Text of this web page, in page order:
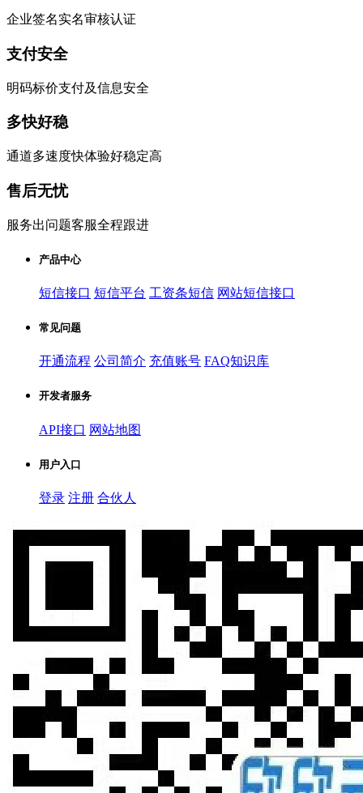
企业签名实名审核认证
支付安全
明码标价支付及信息安全
多快好稳
通道多速度快体验好稳定高
售后无忧
服务出问题客服全程跟进
产品中心
短信接口 短信平台 工资条短信 网站短信接口
常见问题
开通流程 公司简介 充值账号 FAQ知识库
开发者服务
API接口 网站地图
用户入口
登录 注册 合伙人